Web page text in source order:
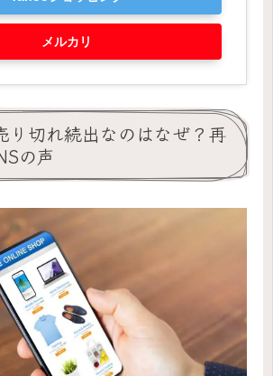
メルカリ
り切れ続出なのはなぜ？再
の声